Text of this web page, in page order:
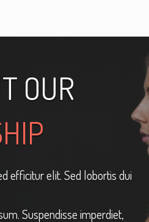
OUR
efficitur elit. Sed lobortis dui
Suspendisse imperdiet,